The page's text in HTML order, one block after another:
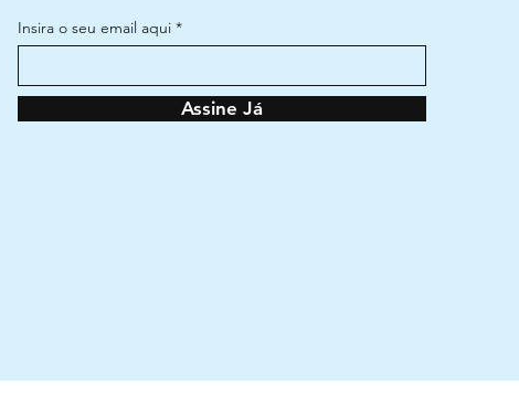
Insira o seu email aqui
Assine Já